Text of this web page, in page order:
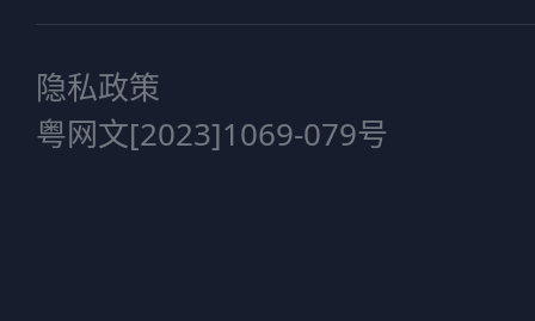
隐私政策
粤网文[2023]1069-079号